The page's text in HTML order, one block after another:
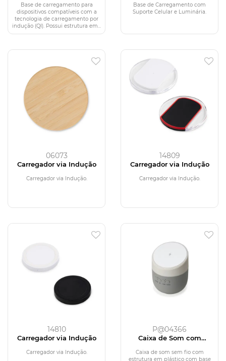
Base de carregamento para
dispositivos compatíveis com a
tecnologia de carregamento por
indução (QI). Possui estrutura em...
Luminária
Base de Carregamento com
Suporte Celular e Luminária.
06073
Carregador via Indução
Carregador via Indução.
14809
Carregador via Indução
Carregador via Indução.
14810
Carregador via Indução
Carregador via Indução.
P@04366
Caixa de Som com
Caixa de som sem fio com
estrutura em plástico com base